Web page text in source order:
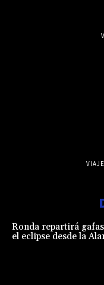
Ronda repartirá
el eclipse desde la